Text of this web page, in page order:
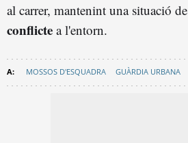
al carrer, mantenint una situació de
conflicte a l'entorn.
MOSSOS D'ESQUADRA GUÀRDIA URBANA